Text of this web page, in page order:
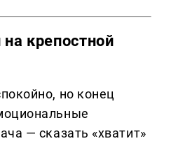
крепостной
но конец
— сказать «хватит»